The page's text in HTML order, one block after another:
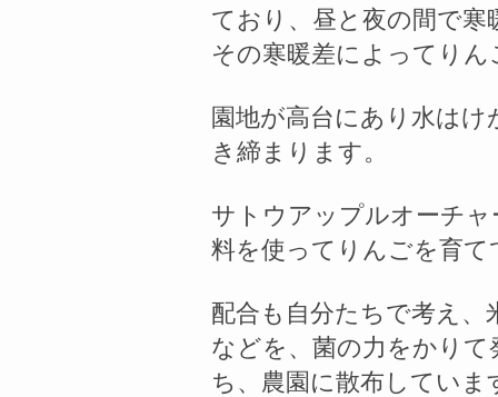
ており、昼と夜の間で
その寒暖差によってり
園地が高台にあり水は
き締まります。
サトウアップルオーチ
料を使ってりんごを育て
配合も自分たちで考え、
などを、菌の力をかり
ち、農園に散布していま